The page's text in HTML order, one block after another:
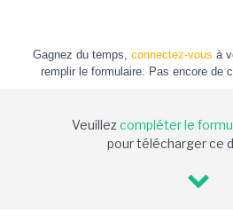
Gagnez du temps, connectez-vous à
remplir le formulaire. Pas encore de
Veuillezcompléter le
pour télécharger ce